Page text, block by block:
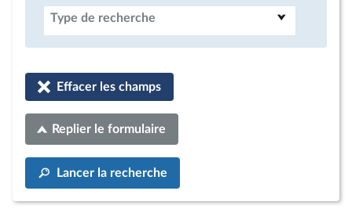
Type de recherche
Effacer les champs
Replier le formulaire
Lancer la recherche